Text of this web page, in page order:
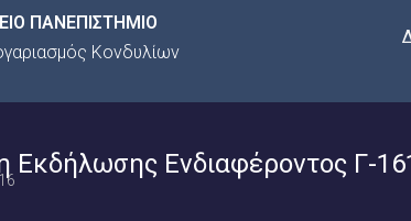
ΠΑΝΕΠΙΣΤΗΜΙΟ
Κονδυλίων
Εκδήλωσης Ενδιαφέροντος Γ-